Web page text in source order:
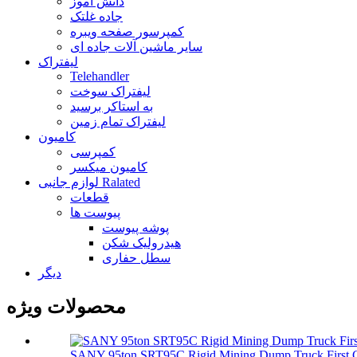
جاده غلتک
کمپرسور صفحه ویبره
سایر ماشین آلات جاده ای
لیفتراک
Telehandler
لیفتراک سوخت
به استاکر برسید
لیفتراک تمام زمین
کامیون
کمپرسی
کامیون میکسر
لوازم جانبی Ralated
قطعات
پیوست ها
پوشه پیوست
هیدرولیک شکن
سطل حفاری
دیگر
محصولات ویژه